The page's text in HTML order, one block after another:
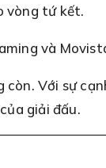
vòng tứ kết.
và
còn. Với sự
giải đấu.